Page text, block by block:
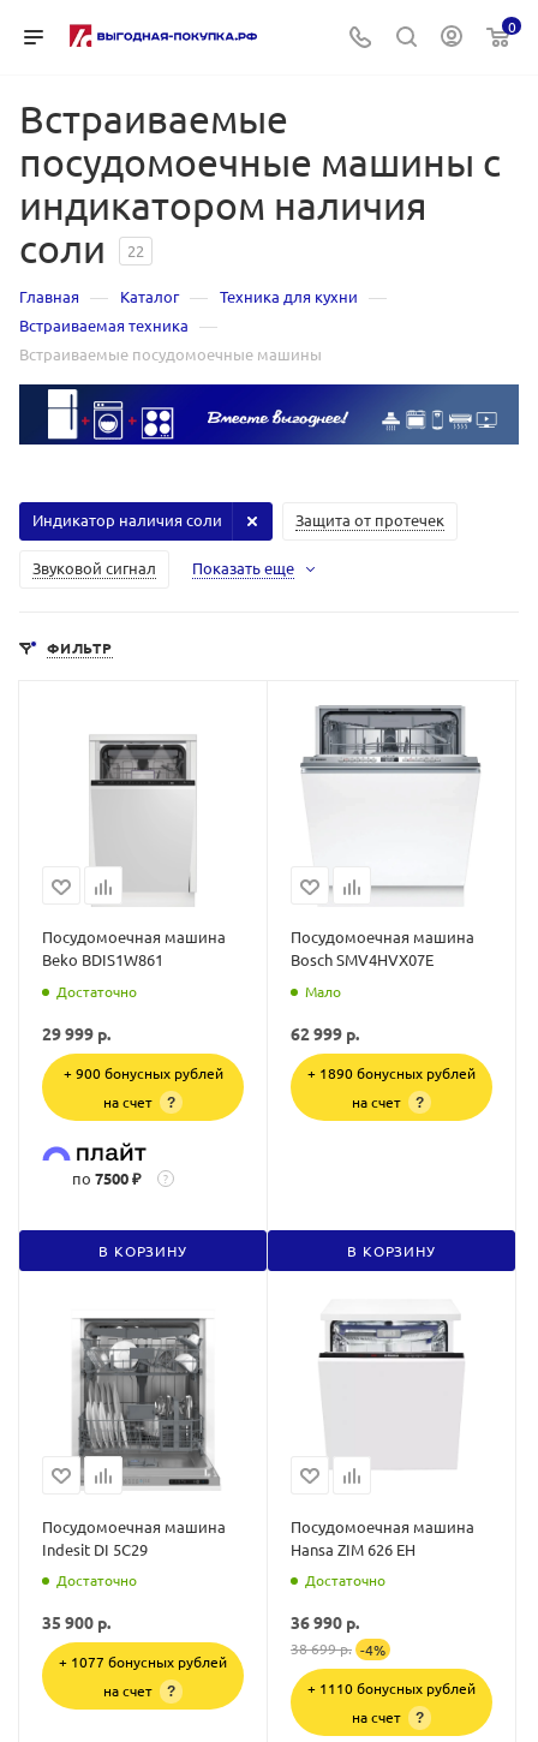
0
Встраиваемые
посудомоечные машины с
индикатором наличия
соли
22
Главная — Каталог — Техника для кухни —
Встраиваемая техника —
Встраиваемые посудомоечные машины
Индикатор наличия соли Защита от протечек
Звуковой сигнал Показать еще
ФИЛЬТР
Посудомоечная машина
Beko BDIS1W861
Достаточно
29 999 р.
+ 900 бонусных рублей
на счет
?
по 7500 ₽ ?
В КОРЗИНУ
Посудомоечная машина
Bosch SMV4HVX07E
Мало
62 999 р.
+ 1890 бонусных рублей
на счет
?
В КОРЗИНУ
Посудомоечная машина
Indesit DI 5C29
Достаточно
35 900 р.
+ 1077 бонусных рублей
на счет
?
Посудомоечная машина
Hansa ZIM 626 EH
Достаточно
36 990 р.
38 699р. -4%
+ 1110 бонусных рублей
на счет
?